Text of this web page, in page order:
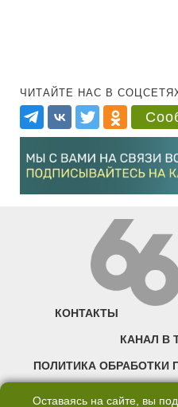
ЧИТАЙТЕ НАС В
КОНТАКТЫ
КАНАЛ В
ПОЛИТИКА ОБРАБОТКИ
Оставаясь на сайте, вы